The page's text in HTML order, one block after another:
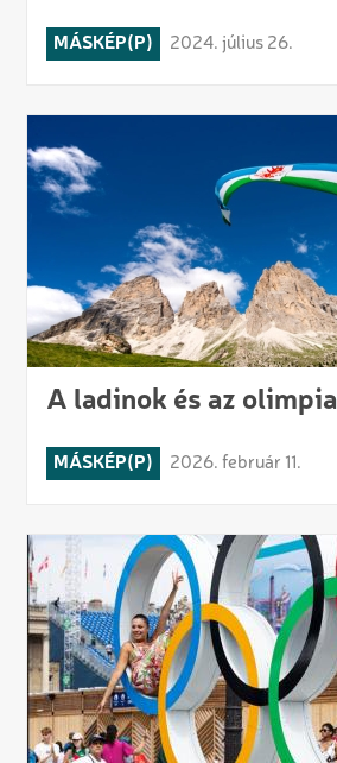
MÁSKÉP(P) 2024. július 26.
A ladinok és az olimpia
MÁSKÉP(P) 2026. február 11.